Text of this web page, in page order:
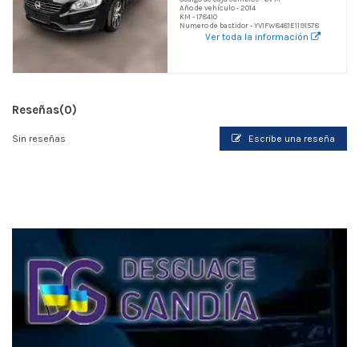
Año de vehículo - 2014
KM - 178410
Numero de bastidor - YV1FW8481E1191578
Ver toda la información
Reseñas(0)
Sin reseñas Escribe una reseña